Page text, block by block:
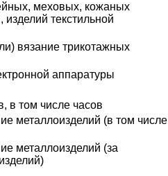
меховых, кожаных
текстильной
вязание трикотажных
аппаратуры
в том числе часов
металлоизделий (в том числе
металлоизделий (за